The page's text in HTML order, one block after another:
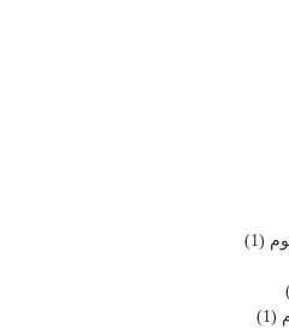
(1)
(1)